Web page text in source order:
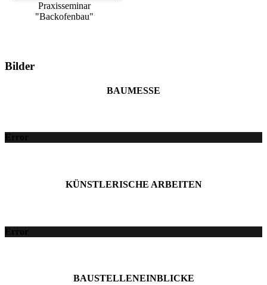
Praxisseminar
"Backofenbau"
Bilder
BAUMESSE
Error
KÜNSTLERISCHE ARBEITEN
Error
BAUSTELLENEINBLICKE